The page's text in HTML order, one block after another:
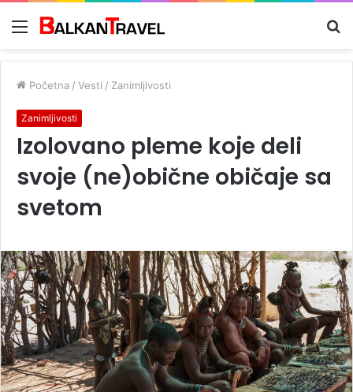
Meni
Početna / Vesti / Zanimljivosti
Zanimljivosti
Izolovano pleme koje deli
svoje (ne)obične običaje sa
svetom